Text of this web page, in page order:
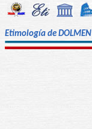
Etimología de DOLMEN